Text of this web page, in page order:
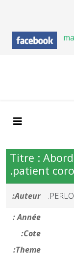
Titre :
patient
Auteur:
Année :
Cote:
Theme: